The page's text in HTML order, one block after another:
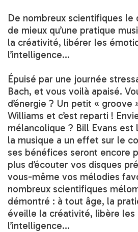
De nombreux scientifiques le
de mieux qu’une pratique
la créativité, libérer les
l’intelligence…
Épuisé par une journée
Bach, et vous voilà apaisé.
d’énergie ? Un petit « groove
Williams et c’est reparti !
mélancolique ? Bill Evans est
la musique a un effet sur le
ses bénéfices seront encore
plus d’écouter vos disques
vous-même vos mélodies
nombreux scientifiques
démontré : à tout âge, la
éveille la créativité, libère les
l’intelligence…